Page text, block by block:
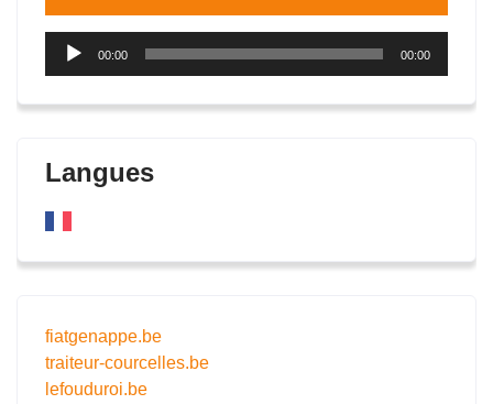
Lecteur
00:00 00:00
Langues
fiatgenappe.be
traiteur-courcelles.be
lefouduroi.be